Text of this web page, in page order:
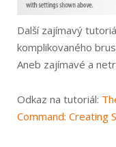
Další zajímavý
komplikovaného
Aneb zajímavé a
Odkaz na tutoriál:
Command: Creating